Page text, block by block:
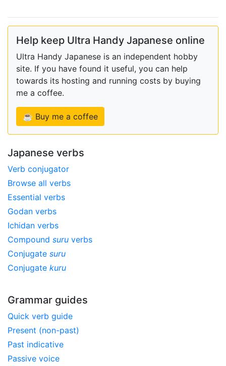
Help keep Ultra Handy Japanese online
Ultra Handy Japanese is an independent hobby
site. If you have found it useful, you can help
towards its hosting and running costs by buying
me a coffee.
☕ Buy me a coffee
Japanese verbs
Verb conjugator
Browse all verbs
Essential verbs
Godan verbs
Ichidan verbs
Compound suru verbs
Conjugate suru
Conjugate kuru
Grammar guides
Quick verb guide
Present (non-past)
Past indicative
Passive voice